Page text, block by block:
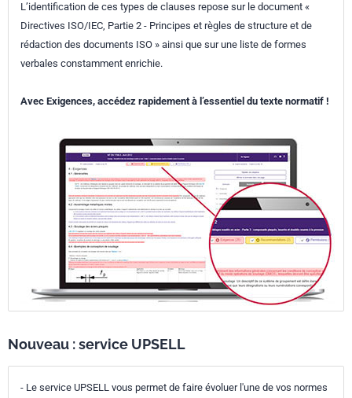
L’identification de ces types de clauses repose sur le document «
Directives ISO/IEC, Partie 2 - Principes et règles de structure et de
rédaction des documents ISO » ainsi que sur une liste de formes
verbales constamment enrichie.
Avec Exigences, accédez rapidement à l’essentiel du texte normatif !
Nouveau : service UPSELL
- Le service UPSELL vous permet de faire évoluer l'une de vos normes